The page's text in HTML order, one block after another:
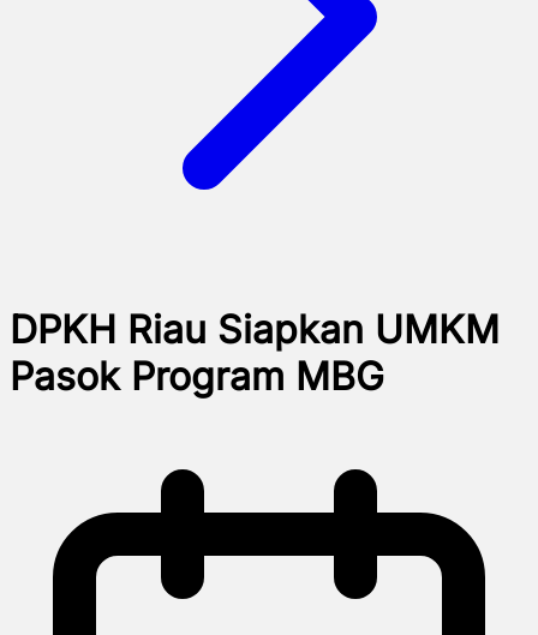
DPKH Riau Siapkan UMKM
Pasok Program MBG